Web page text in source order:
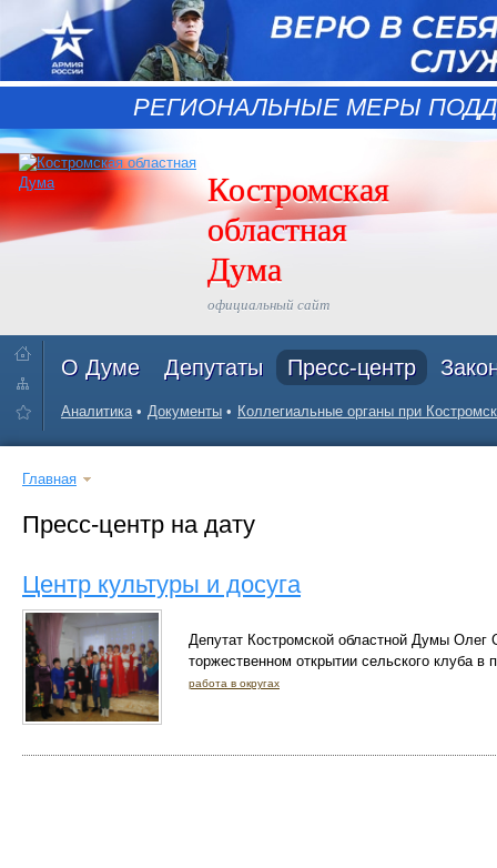
РЕГИОНАЛЬНЫЕ МЕРЫ
Костромская
областная
Дума
официальный сайт
О Думе Депутаты Пресс-центр
Аналитика Документы Коллегиальные органы при
Главная
Пресс-центр на дату
Центр культуры и досуга
Депутат Костромской областной Думы Олег
торжественном открытии сельского клуба
работа в округах